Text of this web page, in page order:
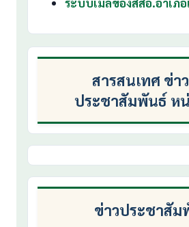
สารสนเทศ ข่า
ประชาสัมพันธ์ ห
ข่าวประชาสัม